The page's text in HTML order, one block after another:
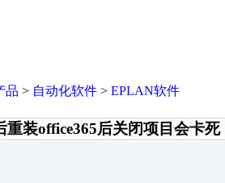
品 > 自动化软件 > EPLAN软件
重装office365后关闭项目会卡死